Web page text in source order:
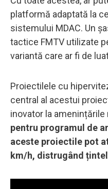
platformă adaptată la
sistemului MDAC. Un
tactice FMTV utilizate
variantă care ar fi de
Proiectilele cu
central al acestui
inovator la amenințările
pentru programul de
aceste proiectile pot
km/h, distrugând